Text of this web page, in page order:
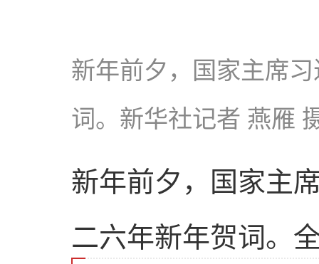
新年前夕，国家主席
词。新华社记者 燕雁
新年前夕，国家主
二六年新年贺词。